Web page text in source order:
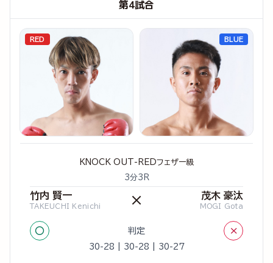
第4試合
RED
KNOCK OUT-REDフェザー級
3分3R
竹内 賢一
TAKEUCHI Kenichi × 茂木 豪汰
MOGI Gota
○ 判定 ×
30-28 | 30-28 | 30-27
BLUE